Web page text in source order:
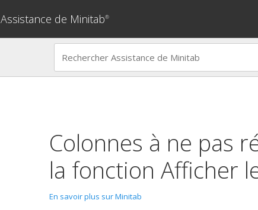
Assistance de Minitab®
Colonnes à ne pas
la fonction Afficher
En savoir plus sur Minitab